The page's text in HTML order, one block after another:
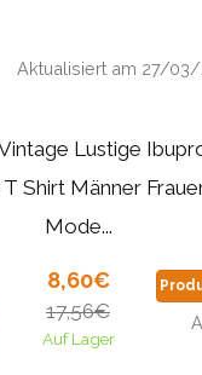
Aktualisiert am 27/03/
Lustige
Shirt Männer
Mode...
8,60€
17,56€
Auf Lager